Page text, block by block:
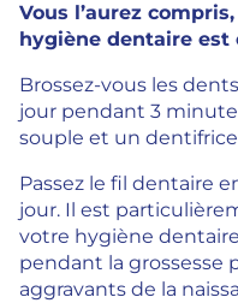
Vous l’aurez
hygiène dentaire est
Brossez-vous les
jour pendant 3
souple et un
Passez le fil dentaire
jour. Il est
votre hygiène
pendant la grossesse
aggravants de la